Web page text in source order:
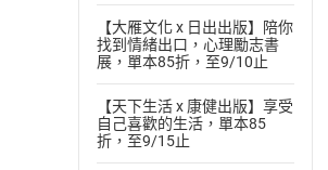
【大雁文化 x 日出出版】陪你
找到情緒出口，心理勵志書
展，單本85折，至9/10止
【天下生活 x 康健出版】享受
自己喜歡的生活，單本85
折，至9/15止